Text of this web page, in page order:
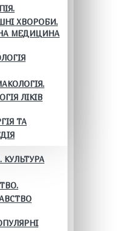
ХВОРОБИ.
МЕДИЦИНА
ЛІКІВ
ТА